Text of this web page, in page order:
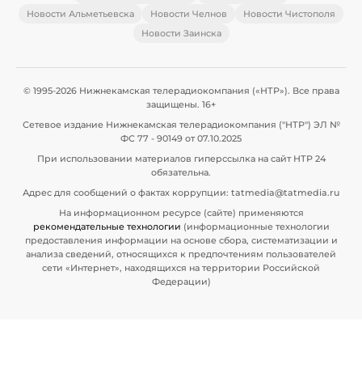
Новости Альметьевска Новости Челнов
Новости Чистополя
Новости Заинска
© 1995-2026 Нижнекамская телерадиокомпания («НТР»). Все права
защищены. 16+
Сетевое издание Нижнекамская телерадиокомпания ("НТР") ЭЛ №
ФС 77 - 90149 от 07.10.2025
При использовании материалов гиперссылка на сайт НТР 24
обязательна.
Адрес для сообщений о фактах коррупции: tatmedia@tatmedia.ru
На информационном ресурсе (сайте) применяются
рекомендательные технологии (информационные технологии
предоставления информации на основе сбора, систематизации и
анализа сведений, относящихся к предпочтениям пользователей
сети «Интернет», находящихся на территории Российской
Федерации)